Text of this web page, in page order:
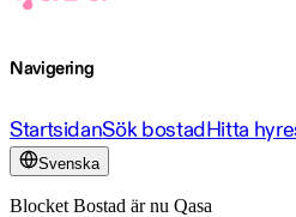
Navigering
StartsidanSök bostadHitta
Svenska
Blocket Bostad är nu Qasa